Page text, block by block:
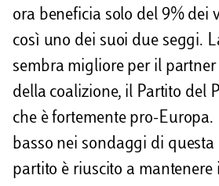
ora beneficia solo del 9% dei
così uno dei suoi due seggi.
sembra migliore per il
della coalizione, il Partito del
che è fortemente pro-
basso nei sondaggi di
partito è riuscito a mantenere